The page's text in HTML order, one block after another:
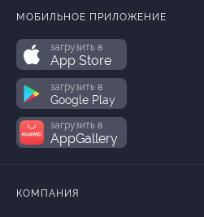
МОБИЛЬНОЕ ПРИЛОЖЕНИЕ
загрузить в
App Store
загрузить в
Google Play
загрузить в
AppGallery
КОМПАНИЯ